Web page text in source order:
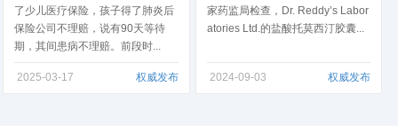
了少儿医疗保险，孩子得了肺炎后
保险公司不理赔，说有90天等待
期，其间患病不理赔。前段时...
2025-03-17 权威发布
家药监局检查，Dr. Reddy’s Labor
atories Ltd.的盐酸托莫西汀胶囊...
2024-09-03 权威发布